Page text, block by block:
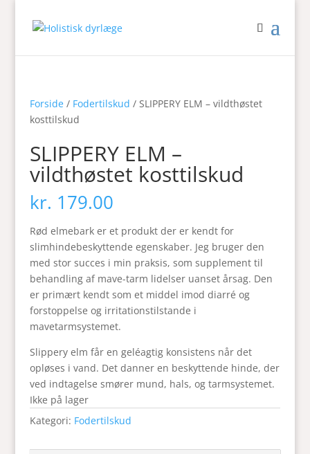
Forside/ Fodertilskud / SLIPPERY ELM – vildthøstet
kosttilskud
SLIPPERY ELM –
vildthøstet kosttilskud
kr. 179.00
Rød elmebark er et produkt der er kendt for
slimhindebeskyttende egenskaber. Jeg bruger den
med stor succes i min praksis, som supplement til
behandling af mave-tarm lidelser uanset årsag. Den
er primært kendt som et middel imod diarré og
forstoppelse og irritationstilstande i
mavetarmsystemet.
Slippery elm får en geléagtig konsistens når det
opløses i vand. Det danner en beskyttende hinde, der
ved indtagelse smører mund, hals, og tarmsystemet.
Ikke på lager
Kategori: Fodertilskud